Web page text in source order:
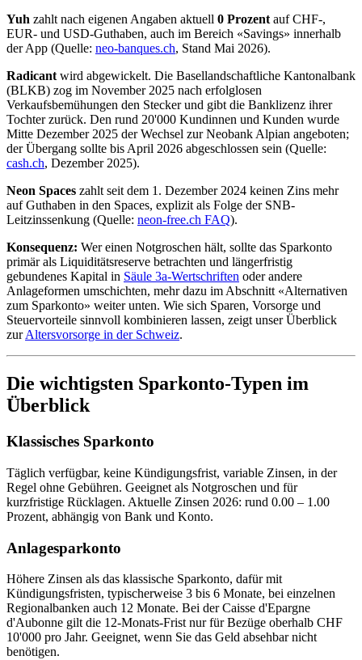
Yuh zahlt nach eigenen Angaben aktuell 0 Prozent auf CHF-,
EUR- und USD-Guthaben, auch im Bereich «Savings» innerhalb
der App (Quelle: neo-banques.ch, Stand Mai 2026).
Radicant wird abgewickelt. Die Basellandschaftliche Kantonalbank
(BLKB) zog im November 2025 nach erfolglosen
Verkaufsbemühungen den Stecker und gibt die Banklizenz ihrer
Tochter zurück. Den rund 20'000 Kundinnen und Kunden wurde
Mitte Dezember 2025 der Wechsel zur Neobank Alpian angeboten;
der Übergang sollte bis April 2026 abgeschlossen sein (Quelle:
cash.ch, Dezember 2025).
Neon Spaces zahlt seit dem 1. Dezember 2024 keinen Zins mehr
auf Guthaben in den Spaces, explizit als Folge der SNB-
Leitzinssenkung (Quelle: neon-free.ch FAQ).
Konsequenz: Wer einen Notgroschen hält, sollte das Sparkonto
primär als Liquiditätsreserve betrachten und längerfristig
gebundenes Kapital in Säule 3a-Wertschriften oder andere
Anlageformen umschichten, mehr dazu im Abschnitt «Alternativen
zum Sparkonto» weiter unten. Wie sich Sparen, Vorsorge und
Steuervorteile sinnvoll kombinieren lassen, zeigt unser Überblick
zurAltersvorsorge in der Schweiz.
Die wichtigsten Sparkonto-Typen im
Überblick
Klassisches Sparkonto
Täglich verfügbar, keine Kündigungsfrist, variable Zinsen, in der
Regel ohne Gebühren. Geeignet als Notgroschen und für
kurzfristige Rücklagen. Aktuelle Zinsen 2026: rund 0.00 – 1.00
Prozent, abhängig von Bank und Konto.
Anlagesparkonto
Höhere Zinsen als das klassische Sparkonto, dafür mit
Kündigungsfristen, typischerweise 3 bis 6 Monate, bei einzelnen
Regionalbanken auch 12 Monate. Bei der Caisse d'Epargne
d'Aubonne gilt die 12-Monats-Frist nur für Bezüge oberhalb CHF
10'000 pro Jahr. Geeignet, wenn Sie das Geld absehbar nicht
benötigen.